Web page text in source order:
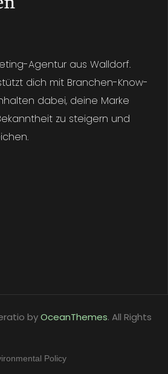
Agentur aus Walldorf.
dich mit Branchen-Know-
dabei, deine Marke
zu steigern und
byOceanThemes. All Rights
Policy